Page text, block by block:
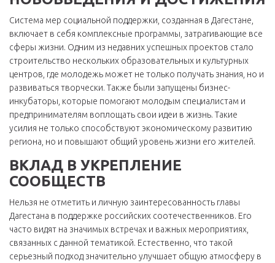
Система мер социальной поддержки, созданная в Дагестане,
включает в себя комплексные программы, затрагивающие все
сферы жизни. Одним из недавних успешных проектов стало
строительство нескольких образовательных и культурных
центров, где молодежь может не только получать знания, но и
развиваться творчески. Также были запущены бизнес-
инкубаторы, которые помогают молодым специалистам и
предпринимателям воплощать свои идеи в жизнь. Такие
усилия не только способствуют экономическому развитию
региона, но и повышают общий уровень жизни его жителей.
ВКЛАД В УКРЕПЛЕНИЕ
СООБЩЕСТВ
Нельзя не отметить и личную заинтересованность главы
Дагестана в поддержке российских соотечественников. Его
часто видят на значимых встречах и важных мероприятиях,
связанных с данной тематикой. Естественно, что такой
серьезный подход значительно улучшает общую атмосферу в